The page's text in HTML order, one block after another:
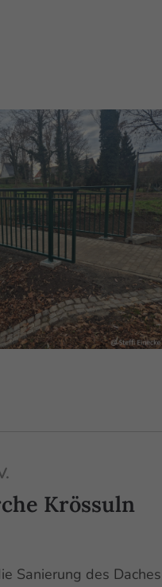
Krössuln
Sanierung des